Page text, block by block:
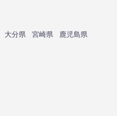
大分県 宮崎県
鹿児島県